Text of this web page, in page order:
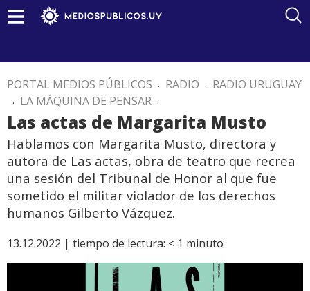
PORTAL MEDIOS PÚBLICOS . RADIO . RADIO URUGUAY
. LA MÁQUINA DE PENSAR .
Las actas de Margarita Musto
Hablamos con Margarita Musto, directora y
autora de Las actas, obra de teatro que recrea
una sesión del Tribunal de Honor al que fue
sometido el militar violador de los derechos
humanos Gilberto Vázquez.
13.12.2022 | tiempo de lectura: < 1 minuto